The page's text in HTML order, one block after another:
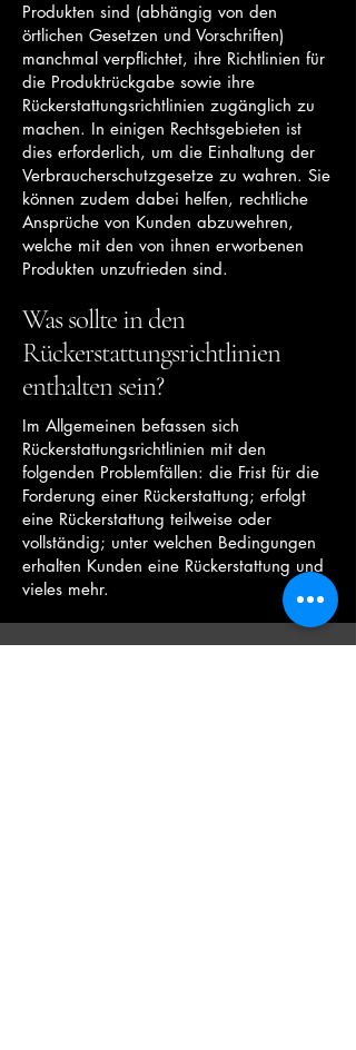
Produkten sind (abhängig von den
örtlichen Gesetzen und Vorschriften)
manchmal verpflichtet, ihre Richtlinien für
die Produktrückgabe sowie ihre
Rückerstattungsrichtlinien zugänglich zu
machen. In einigen Rechtsgebieten ist
dies erforderlich, um die Einhaltung der
Verbraucherschutzgesetze zu wahren. Sie
können zudem dabei helfen, rechtliche
Ansprüche von Kunden abzuwehren,
welche mit den von ihnen erworbenen
Produkten unzufrieden sind.
Was sollte in den
Rückerstattungsrichtlinien
enthalten sein?
Im Allgemeinen befassen sich
Rückerstattungsrichtlinien mit den
folgenden Problemfällen: die Frist für die
Forderung einer Rückerstattung; erfolgt
eine Rückerstattung teilweise oder
vollständig; unter welchen Bedingungen
erhalten Kunden eine Rückerstattung und
vieles mehr.